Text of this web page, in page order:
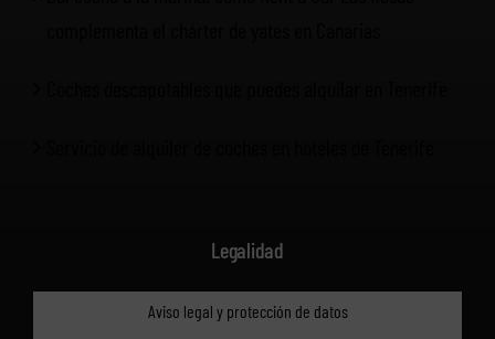
Legalidad
Aviso legal y protección de datos